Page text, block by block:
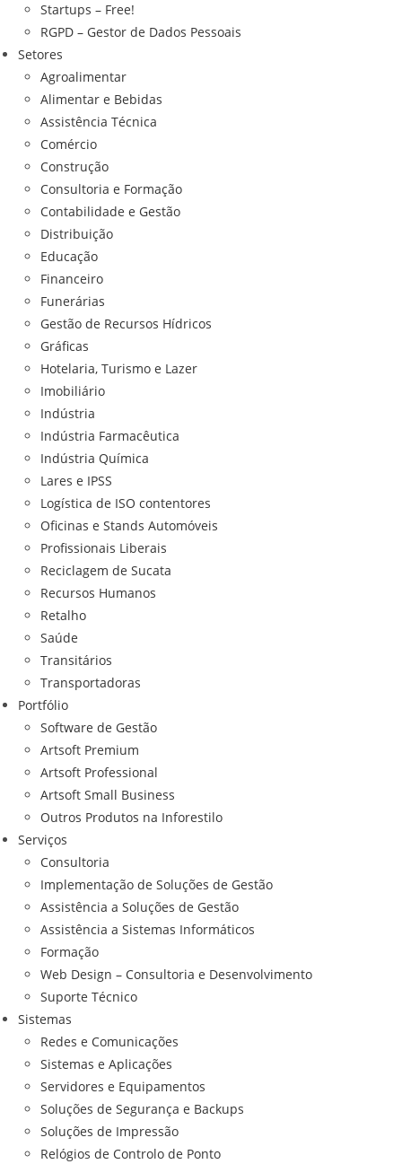
Startups – Free!
RGPD – Gestor de Dados Pessoais
Setores
Agroalimentar
Alimentar e Bebidas
Assistência Técnica
Comércio
Construção
Consultoria e Formação
Contabilidade e Gestão
Distribuição
Educação
Financeiro
Funerárias
Gestão de Recursos Hídricos
Gráficas
Hotelaria, Turismo e Lazer
Imobiliário
Indústria
Indústria Farmacêutica
Indústria Química
Lares e IPSS
Logística de ISO contentores
Oficinas e Stands Automóveis
Profissionais Liberais
Reciclagem de Sucata
Recursos Humanos
Retalho
Saúde
Transitários
Transportadoras
Portfólio
Software de Gestão
Artsoft Premium
Artsoft Professional
Artsoft Small Business
Outros Produtos na Inforestilo
Serviços
Consultoria
Implementação de Soluções de Gestão
Assistência a Soluções de Gestão
Assistência a Sistemas Informáticos
Formação
Web Design – Consultoria e Desenvolvimento
Suporte Técnico
Sistemas
Redes e Comunicações
Sistemas e Aplicações
Servidores e Equipamentos
Soluções de Segurança e Backups
Soluções de Impressão
Relógios de Controlo de Ponto